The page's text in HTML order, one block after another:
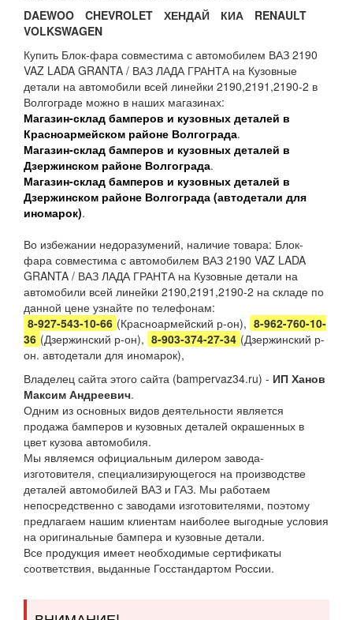
DAEWOO
CHEVROLET ХЕНДАЙ КИА
RENAULT
VOLKSWAGEN
Купить Блок-фара совместима с автомобилем ВАЗ 2190
VAZ LADA GRANTA / ВАЗ ЛАДА ГРАНТА на Кузовные
детали на автомобили всей линейки 2190,2191,2190-2 в
Волгограде можно в наших магазинах:
Магазин-склад бамперов и кузовных деталей в
Красноармейском районе Волгограда.
Магазин-склад бамперов и кузовных деталей в
Дзержинском районе Волгограда.
Магазин-склад бамперов и кузовных деталей в
Дзержинском районе Волгограда (автодетали для
иномарок).
Во избежании недоразумений, наличие товара: Блок-
фара совместима с автомобилем ВАЗ 2190 VAZ LADA
GRANTA / ВАЗ ЛАДА ГРАНТА на Кузовные детали на
автомобили всей линейки 2190,2191,2190-2 на складе по
данной цене узнайте по телефонам:
8-927-543-10-66 (Красноармейский р-он), 8-962-760-10-
36 (Дзержинский р-он), 8-903-374-27-34 (Дзержинский р-
он. автодетали для иномарок),
Владелец сайта этого сайта (bampervaz34.ru) - ИП Ханов
Максим Андреевич.
Одним из основных видов деятельности является
продажа бамперов и кузовных деталей окрашенных в
цвет кузова автомобиля.
Мы являемся официальным дилером завода-
изготовителя, специализирующегося на производстве
деталей автомобилей ВАЗ и ГАЗ. Мы работаем
непосредственно с заводами изготовителями, поэтому
предлагаем нашим клиентам наиболее выгодные условия
на оригинальные бампера и кузовные детали.
Все продукция имеет необходимые сертификаты
соответствия, выданные Госстандартом России.